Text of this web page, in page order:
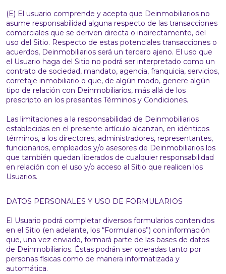
(E) El usuario comprende y acepta que Deinmobiliarios no
asume responsabilidad alguna respecto de las transacciones
comerciales que se deriven directa o indirectamente, del
uso del Sitio. Respecto de estas potenciales transacciones o
acuerdos, Deinmobiliarios será un tercero ajeno. El uso que
el Usuario haga del Sitio no podrá ser interpretado como un
contrato de sociedad, mandato, agencia, franquicia, servicios,
corretaje inmobiliario o que, de algún modo, genere algún
tipo de relación con Deinmobiliarios, más allá de los
prescripto en los presentes Términos y Condiciones.
Las limitaciones a la responsabilidad de Deinmobiliarios
establecidas en el presente artículo alcanzan, en idénticos
términos, a los directores, administradores, representantes,
funcionarios, empleados y/o asesores de Deinmobiliarios los
que también quedan liberados de cualquier responsabilidad
en relación con el uso y/o acceso al Sitio que realicen los
Usuarios.
DATOS PERSONALES Y USO DE FORMULARIOS
El Usuario podrá completar diversos formularios contenidos
en el Sitio (en adelante, los “Formularios”) con información
que, una vez enviado, formará parte de las bases de datos
de Deinmobiliarios. Éstas podrán ser operadas tanto por
personas físicas como de manera informatizada y
automática.